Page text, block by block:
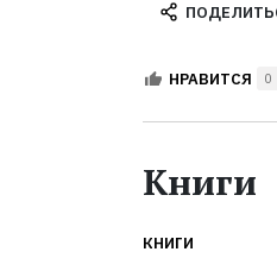
НРАВИТСЯ 0
Книги
КНИГИ